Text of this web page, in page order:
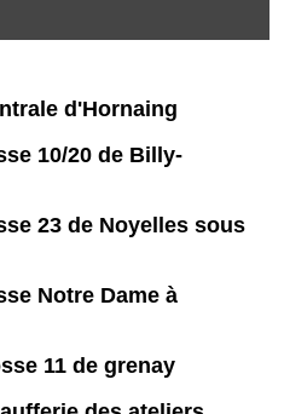
d'Hornaing
10/20 de Billy-
23 de Noyelles sous
Notre Dame à
11 de grenay